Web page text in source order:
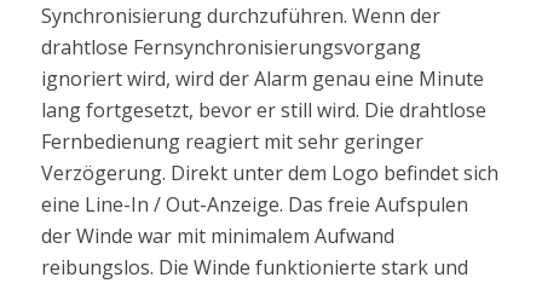
Synchronisierung durchzuführen. Wenn der
drahtlose Fernsynchronisierungsvorgang
ignoriert wird, wird der Alarm genau eine Minute
lang fortgesetzt, bevor er still wird. Die drahtlose
Fernbedienung reagiert mit sehr geringer
Verzögerung. Direkt unter dem Logo befindet sich
eine Line-In / Out-Anzeige. Das freie Aufspulen
der Winde war mit minimalem Aufwand
reibungslos. Die Winde funktionierte stark und